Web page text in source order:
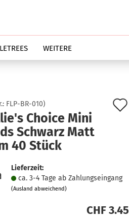
WEITERE
FLP-BR-010)
Choice Mini
Schwarz Matt
40 Stück
Lieferzeit:
ca. 3-4 Tage ab Zahlungseingang
(Ausland abweichend)
CHF 3.45